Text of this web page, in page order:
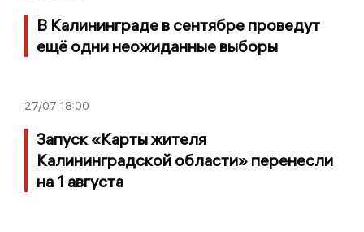
В Калининграде в сентябре проведут
ещё одни неожиданные выборы
27/07 18:00
Запуск «Карты жителя
Калининградской области» перенесли
на 1 августа